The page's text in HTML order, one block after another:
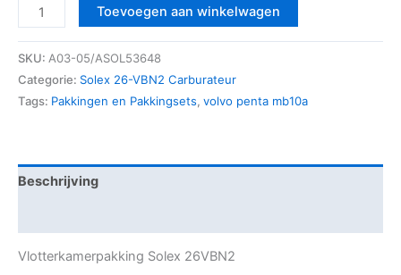
Toevoegen aan winkelwagen
SKU: A03-05/ASOL53648
Categorie: Solex 26-VBN2 Carburateur
Tags: Pakkingen en Pakkingsets, volvo penta mb10a
Beschrijving
Vlotterkamerpakking Solex 26VBN2